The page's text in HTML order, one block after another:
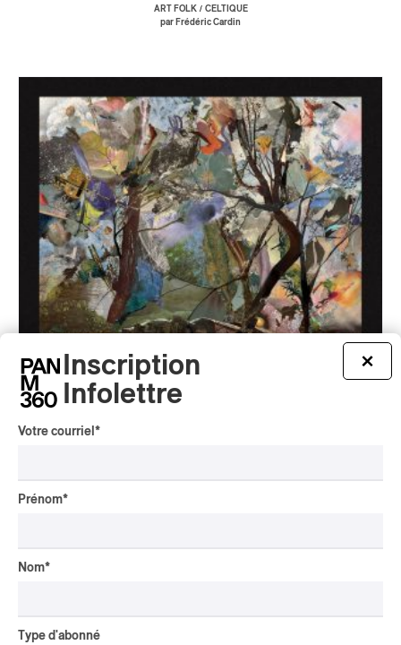
ART FOLK/ CELTIQUE
par Frédéric Cardin
par Frédéric Cardin
×
Inscription
Infolettre
Votre courriel *
Prénom*
Nom*
Type d'abonné